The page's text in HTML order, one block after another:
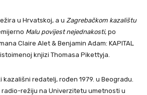
u Hrvatskoj, a u Zagrebačkom kazalištu
Malu povijest nejednakosti, po
Claire Alet & Benjamin Adam: KAPITAL
istoimenoj knjizi Thomasa Pikettyja.
redatelj, rođen 1979. u Beogradu.
režiju na Univerzitetu umetnosti u